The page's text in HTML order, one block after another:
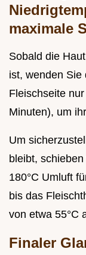
maximale
Sobald die
ist, wenden Sie
Fleischseite
Minuten), um
Um
bleibt,
180°C Umluft
bis das
von etwa 55°C
Finaler